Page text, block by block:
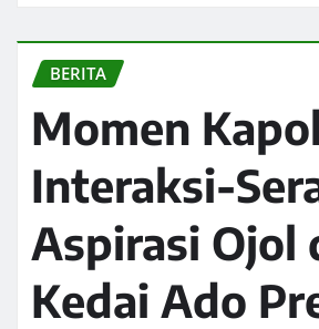
BERITA
Momen
Interaksi-
Aspirasi Ojol
Kedai Ado